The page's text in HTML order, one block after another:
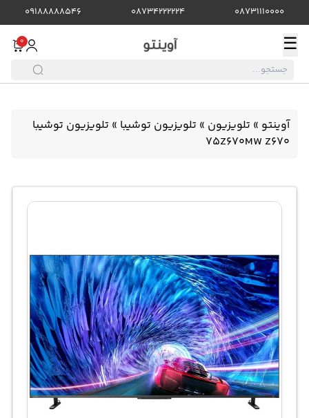
08731110000
08734222224
09188888546
☰
0
آوینتو » تلویزیون » تلویزیون توشیبا » تلویزیون توشیبا
75Z670MW Z670